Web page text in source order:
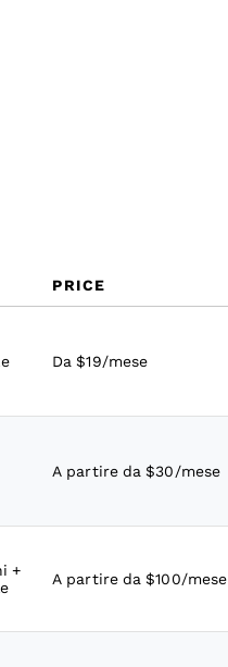
PRICE
Da $19/mese
A partire da $30/mese
+
A partire da $100/mese